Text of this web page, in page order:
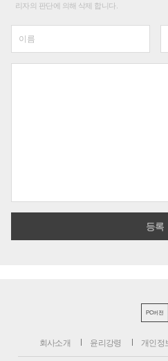
리자의 판단에 의해 삭제 합니다.
PC버전
회사소개 윤리강령 개인정